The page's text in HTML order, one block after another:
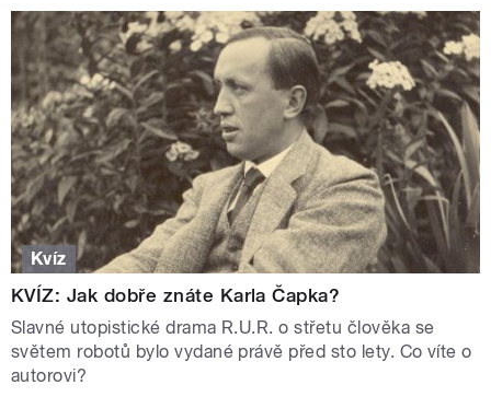
Kvíz
KVÍZ: Jak dobře znáte Karla Čapka?
Slavné utopistické drama R.U.R. o střetu člověka se
světem robotů bylo vydané právě před sto lety. Co víte o
autorovi?